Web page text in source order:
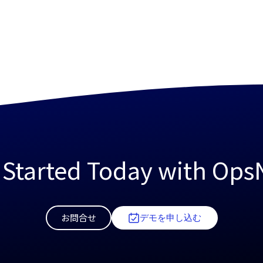
Today with
お問合せ デモを申し込む